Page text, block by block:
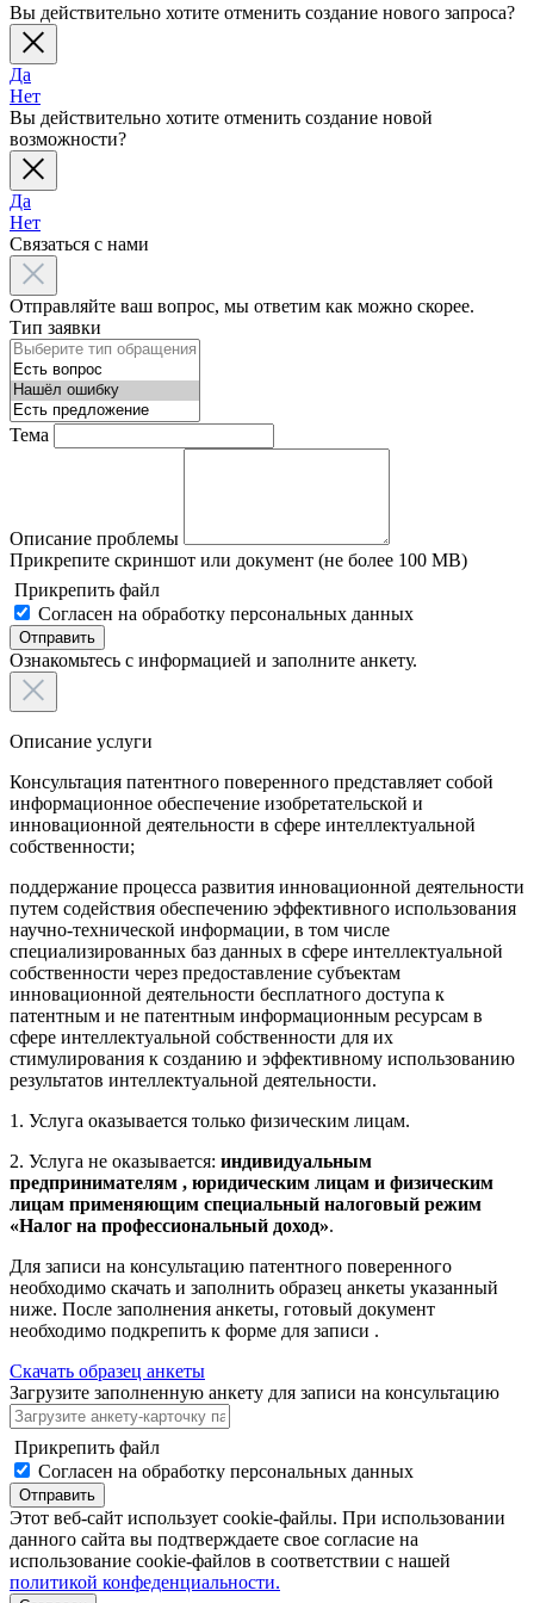
Вы действительно хотите отменить создание нового запроса?
Да
Нет
Вы действительно хотите отменить создание новой
возможности?
Да
Нет
Связаться с нами
Отправляйте ваш вопрос, мы ответим как можно скорее.
Тип заявки
Тема
Описание проблемы
Прикрепите скриншот или документ (не более 100 MB)
Прикрепить файл
Согласен на обработку персональных данных
Отправить
Ознакомьтесь с информацией и заполните анкету.
Описание услуги
Консультация патентного поверенного представляет собой
информационное обеспечение изобретательской и
инновационной деятельности в сфере интеллектуальной
собственности;
поддержание процесса развития инновационной деятельности
путем содействия обеспечению эффективного использования
научно-технической информации, в том числе
специализированных баз данных в сфере интеллектуальной
собственности через предоставление субъектам
инновационной деятельности бесплатного доступа к
патентным и не патентным информационным ресурсам в
сфере интеллектуальной собственности для их
стимулирования к созданию и эффективному использованию
результатов интеллектуальной деятельности.
1. Услуга оказывается только физическим лицам.
2. Услуга не оказывается: индивидуальным
предпринимателям , юридическим лицам и физическим
лицам применяющим специальный налоговый режим
«Налог на профессиональный доход».
Для записи на консультацию патентного поверенного
необходимо скачать и заполнить образец анкеты указанный
ниже. После заполнения анкеты, готовый документ
необходимо подкрепить к форме для записи .
Скачать образец анкеты
Загрузите заполненную анкету для записи на консультацию
Прикрепить файл
Согласен на обработку персональных данных
Отправить
Этот веб-сайт использует cookie-файлы. При использовании
данного сайта вы подтверждаете свое согласие на
использование cookie-файлов в соответствии с нашей
политикой конфеденциальности.